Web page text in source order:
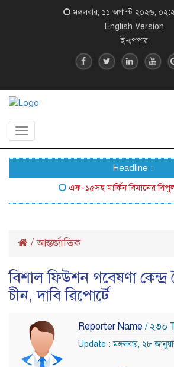
মঙ্গলবার, ১১ অগাস্ট ২০২৬,
English Version
ই-পেপার
Toggle
Headline :
এফ-১৫সহ মার্কিন বিমানের বিপুল
/আন্তর্জাতিক
বিশাল ফিউশন গবেষণা
চীন, দাবি রিপোর্টে
Reporter Name / ২৩০
Update : মঙ্গলবার, ২৮